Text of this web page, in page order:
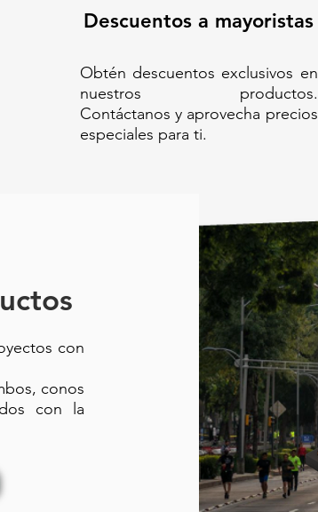
Descuentos a mayoristas
Obtén descuentos exclusivos en
nuestros productos.
Contáctanos y aprovecha precios
especiales para ti.
con
conos
con la